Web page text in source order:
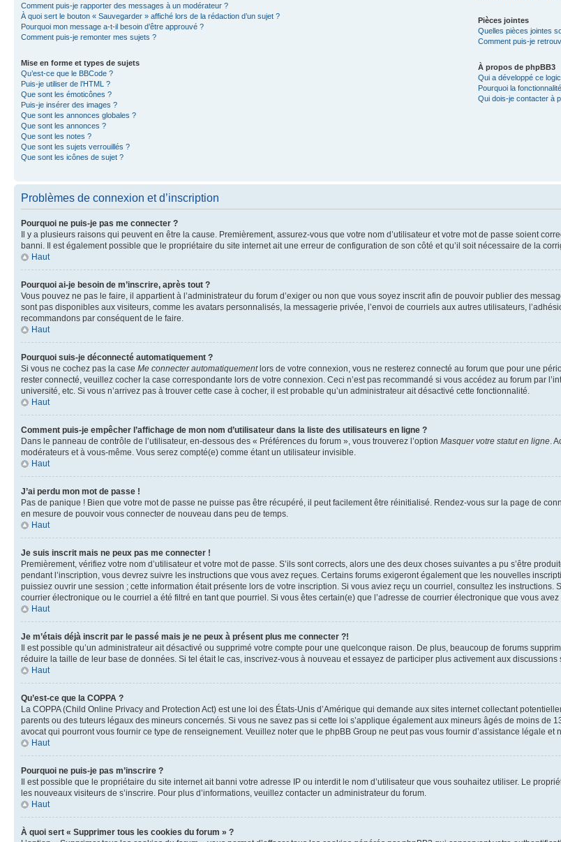
Comment puis-je rapporter des messages à un modérateur ?
À quoi sert le bouton « Sauvegarder » affiché lors de la rédaction d’un sujet ?
Pourquoi mon message a-t-il besoin d’être approuvé ?
Comment puis-je remonter mes sujets ?
Mise en forme et types de sujets
Qu’est-ce que le BBCode ?
Puis-je utiliser de l’HTML ?
Que sont les émoticônes ?
Puis-je insérer des images ?
Que sont les annonces globales ?
Que sont les annonces ?
Que sont les notes ?
Que sont les sujets verrouillés ?
Que sont les icônes de sujet ?
Pièces jointes
Quelles pièces jointes
Comment puis-je
À propos de phpBB3
Qui a développé ce
Pourquoi la
Qui dois-je contacter à
Problèmes de connexion et d’inscription
Pourquoi ne puis-je pas me connecter ?
Il y a plusieurs raisons qui peuvent en être la cause. Premièrement, assurez-vous que votre nom d’utilisateur et votre mot de passe soient
banni. Il est également possible que le propriétaire du site internet ait une erreur de configuration de son côté et qu’il soit nécessaire de la
Haut
Pourquoi ai-je besoin de m’inscrire, après tout ?
Vous pouvez ne pas le faire, il appartient à l’administrateur du forum d’exiger ou non que vous soyez inscrit afin de pouvoir publier des
sont pas disponibles aux visiteurs, comme les avatars personnalisés, la messagerie privée, l’envoi de courriels aux autres utilisateurs,
recommandons par conséquent de le faire.
Haut
Pourquoi suis-je déconnecté automatiquement ?
Si vous ne cochez pas la case Me connecter automatiquementlors de votre connexion, vous ne resterez connecté au forum que pour une
rester connecté, veuillez cocher la case correspondante lors de votre connexion. Ceci n’est pas recommandé si vous accédez au forum par
université, etc. Si vous n’arrivez pas à trouver cette case à cocher, il est probable qu’un administrateur ait désactivé cette fonctionnalité.
Haut
Comment puis-je empêcher l’affichage de mon nom d’utilisateur dans la liste des utilisateurs en ligne ?
Dans le panneau de contrôle de l’utilisateur, en-dessous des « Préférences du forum », vous trouverez l’option Masquer votre statut en ligne .
modérateurs et à vous-même. Vous serez compté(e) comme étant un utilisateur invisible.
Haut
J’ai perdu mon mot de passe !
Pas de panique ! Bien que votre mot de passe ne puisse pas être récupéré, il peut facilement être réinitialisé. Rendez-vous sur la page de
en mesure de pouvoir vous connecter de nouveau dans peu de temps.
Haut
Je suis inscrit mais ne peux pas me connecter !
Premièrement, vérifiez votre nom d’utilisateur et votre mot de passe. S’ils sont corrects, alors une des deux choses suivantes a pu s’être
pendant l’inscription, vous devrez suivre les instructions que vous avez reçues. Certains forums exigeront également que les nouvelles
puissiez ouvrir une session ; cette information était présente lors de votre inscription. Si vous aviez reçu un courriel, consultez les
courrier électronique ou le courriel a été filtré en tant que pourriel. Si vous êtes certain(e) que l’adresse de courrier électronique que vous
Haut
Je m’étais déjà inscrit par le passé mais je ne peux à présent plus me connecter ?!
Il est possible qu’un administrateur ait désactivé ou supprimé votre compte pour une quelconque raison. De plus, beaucoup de forums
réduire la taille de leur base de données. Si tel était le cas, inscrivez-vous à nouveau et essayez de participer plus activement aux discussions
Haut
Qu’est-ce que la COPPA ?
La COPPA (Child Online Privacy and Protection Act) est une loi des États-Unis d’Amérique qui demande aux sites internet collectant
parents ou des tuteurs légaux des mineurs concernés. Si vous ne savez pas si cette loi s’applique également aux mineurs âgés de moins
avocat qui pourront vous fournir ce type de renseignement. Veuillez noter que le phpBB Group ne peut pas vous fournir d’assistance légale et
Haut
Pourquoi ne puis-je pas m’inscrire ?
Il est possible que le propriétaire du site internet ait banni votre adresse IP ou interdit le nom d’utilisateur que vous souhaitez utiliser. Le
les nouveaux visiteurs de s’inscrire. Pour plus d’informations, veuillez contacter un administrateur du forum.
Haut
À quoi sert « Supprimer tous les cookies du forum » ?